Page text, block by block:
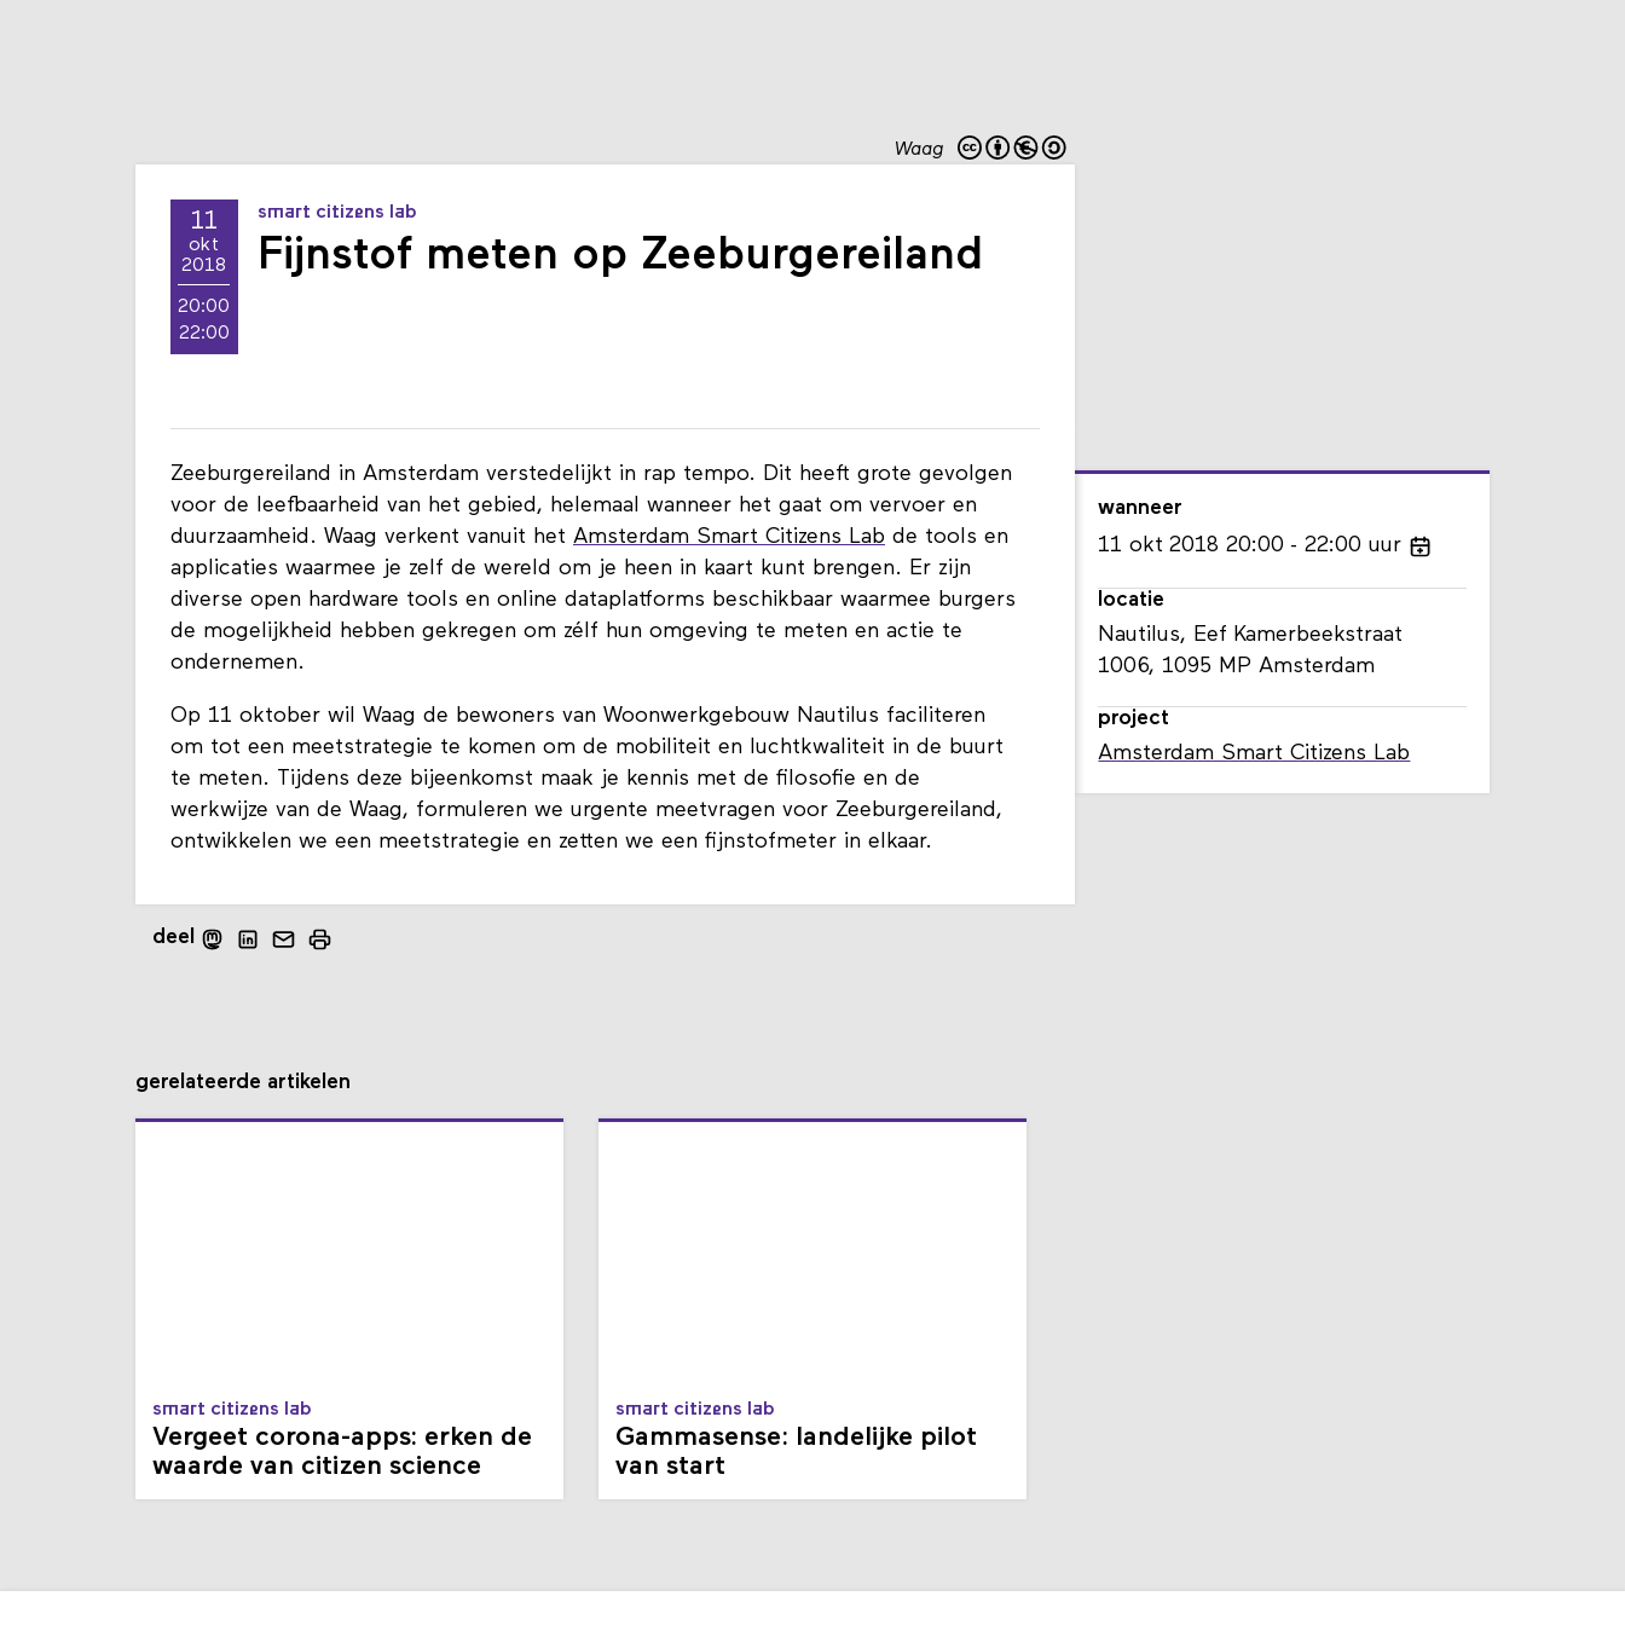
Waag
11
okt
2018
20:00
22:00
smart citizens lab
Fijnstof meten op Zeeburgereiland
Zeeburgereiland in Amsterdam verstedelijkt in rap tempo. Dit heeft grote gevolgen
voor de leefbaarheid van het gebied, helemaal wanneer het gaat om vervoer en
duurzaamheid. Waag verkent vanuit het Amsterdam Smart Citizens Lab de tools en
applicaties waarmee je zelf de wereld om je heen in kaart kunt brengen. Er zijn
diverse open hardware tools en online dataplatforms beschikbaar waarmee burgers
de mogelijkheid hebben gekregen om zélf hun omgeving te meten en actie te
ondernemen.
Op 11 oktober wil Waag de bewoners van Woonwerkgebouw Nautilus faciliteren
om tot een meetstrategie te komen om de mobiliteit en luchtkwaliteit in de buurt
te meten. Tijdens deze bijeenkomst maak je kennis met de filosofie en de
werkwijze van de Waag, formuleren we urgente meetvragen voor Zeeburgereiland,
ontwikkelen we een meetstrategie en zetten we een fijnstofmeter in elkaar.
wanneer
11 okt 2018 20:00 22:00 uur
locatie
Nautilus, Eef Kamerbeekstraat
1006, 1095 MP Amsterdam
project
Amsterdam Smart Citizens Lab
deel
gerelateerde artikelen
smart citizens lab
Vergeet corona-apps: erken de
waarde van citizen science
smart citizens lab
Gammasense: landelijke pilot
van start